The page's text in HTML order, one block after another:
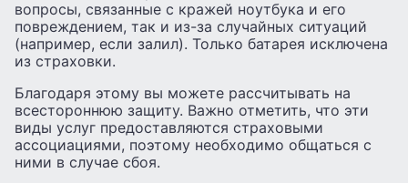
вопросы, связанные с кражей ноутбука и его
повреждением, так и из-за случайных ситуаций
(например, если залил). Только батарея исключена
из страховки.
Благодаря этому вы можете рассчитывать на
всестороннюю защиту. Важно отметить, что эти
виды услуг предоставляются страховыми
ассоциациями, поэтому необходимо общаться с
ними в случае сбоя.